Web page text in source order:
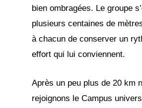
bien ombragées. Le groupe
plusieurs centaines de
à chacun de conserver un
effort qui lui conviennent.
Après un peu plus de 20 km
rejoignons le Campus